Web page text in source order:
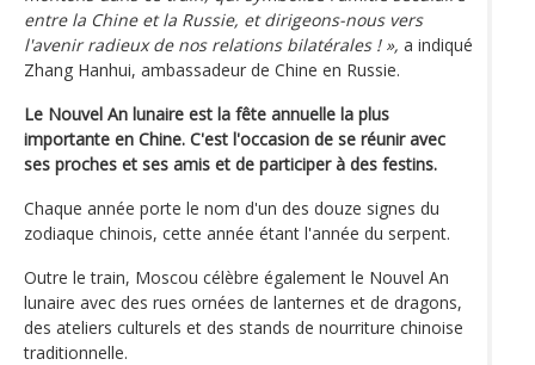
entre la Chine et la Russie, et dirigeons-nous vers
l'avenir radieux de nos relations bilatérales ! », a indiqué
Zhang Hanhui, ambassadeur de Chine en Russie.
Le Nouvel An lunaire est la fête annuelle la plus
importante en Chine. C'est l'occasion de se réunir avec
ses proches et ses amis et de participer à des festins.
Chaque année porte le nom d'un des douze signes du
zodiaque chinois, cette année étant l'année du serpent.
Outre le train, Moscou célèbre également le Nouvel An
lunaire avec des rues ornées de lanternes et de dragons,
des ateliers culturels et des stands de nourriture chinoise
traditionnelle.